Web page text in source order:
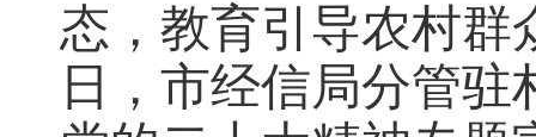
态， 教育引导农村群
日 ， 市经信局分管驻